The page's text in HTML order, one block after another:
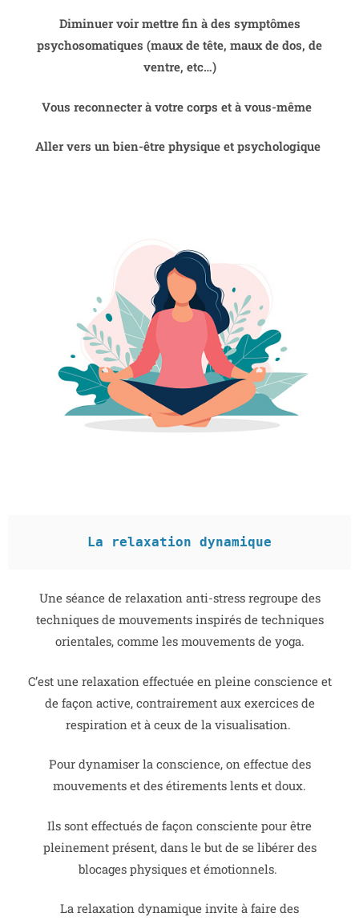
Diminuer voir mettre fin à des symptômes
psychosomatiques (maux de tête, maux de dos, de
ventre, etc…)
Vous reconnecter à votre corps et à vous-même
Aller vers un bien-être physique et psychologique
La relaxation dynamique
Une séance de relaxation anti-stress regroupe des
techniques de mouvements inspirés de techniques
orientales, comme les mouvements de yoga.
C’est une relaxation effectuée en pleine conscience et
de façon active, contrairement aux exercices de
respiration et à ceux de la visualisation.
Pour dynamiser la conscience, on effectue des
mouvements et des étirements lents et doux.
Ils sont effectués de façon consciente pour être
pleinement présent, dans le but de se libérer des
blocages physiques et émotionnels.
La relaxation dynamique invite à faire des